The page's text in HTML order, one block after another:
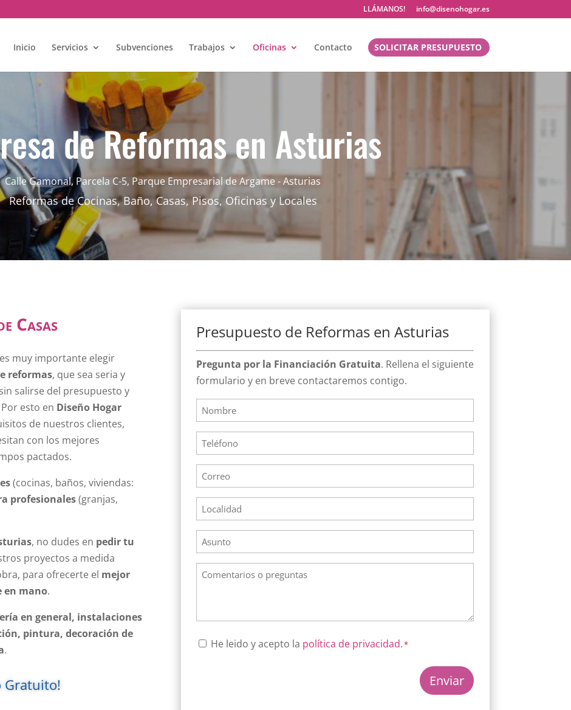
LLÁMANOS! info@disenohogar.es
Inicio Servicios Subvenciones Trabajos Oficinas Contacto SOLICITAR PRESUPUESTO
de Reformas en Asturias
Calle Gamonal, Parcela C-5, Parque Empresarial de Argame - Asturias
Reformas de Cocinas, Baño, Casas, Pisos, Oficinas y Locales
Oficinas
muy importante elegir
reformas, que sea seria y
salirse del presupuesto y
esto en Diseño Hogar
de nuestros clientes,
con los mejores
pactados.
(cocinas, baños, viviendas:
profesionales(granjas,
, no dudes en pedir tu
proyectos a medida
para ofrecerte el mejor
en mano.
en general, instalaciones
pintura, decoración de
.
Gratuito!
Presupuesto de Reformas en Asturias
Pregunta por la Financiación Gratuita. Rellena el siguiente
formulario y en breve contactaremos contigo.
Nombre
*
Telefono
*
Correo
*
Localidad
Asunto
Comentarios
Consentimiento
He leido y acepto la política de privacidad.*